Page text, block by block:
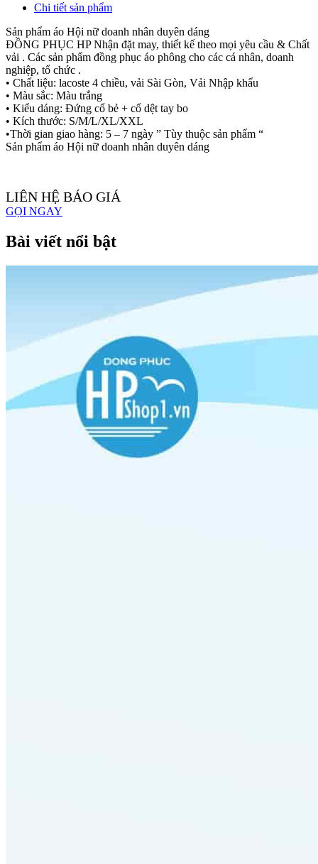
Chi tiết sản phẩm
Sản phẩm áo Hội nữ doanh nhân duyên dáng
ĐỒNG PHỤC HP Nhận đặt may, thiết kế theo mọi yêu cầu & Chất
vải . Các sản phẩm đồng phục áo phông cho các cá nhân, doanh
nghiệp, tổ chức .
• Chất liệu: lacoste 4 chiều, vải Sài Gòn, Vải Nhập khẩu
• Màu sắc: Màu trắng
• Kiểu dáng: Đứng cổ bẻ + cổ dệt tay bo
• Kích thước: S/M/L/XL/XXL
•Thời gian giao hàng: 5 – 7 ngày ” Tùy thuộc sản phẩm “
Sản phẩm áo Hội nữ doanh nhân duyên dáng
LIÊN HỆ BÁO GIÁ
GỌI NGAY
Bài viết nổi bật